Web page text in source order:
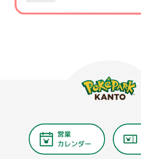
営業
カレンダー